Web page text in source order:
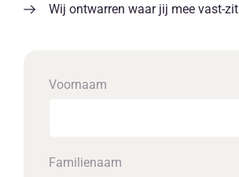
Wij ontwarren waar jij mee vast-zit
Voornaam
Familienaam